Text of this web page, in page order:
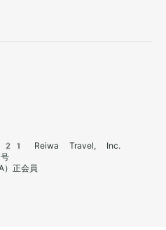
Reiwa Travel, Inc.
）正会員